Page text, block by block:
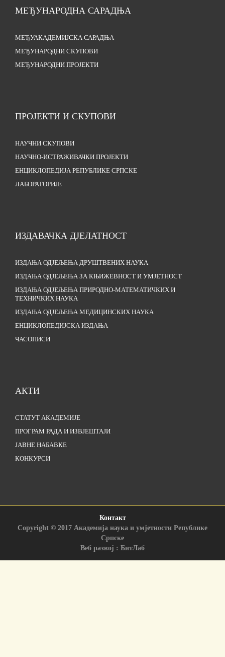
МЕЂУНАРОДНА САРАДЊА
МЕЂУАКАДЕМИЈСКА САРАДЊА
МЕЂУНАРОДНИ СКУПОВИ
МЕЂУНАРОДНИ ПРОЈЕКТИ
ПРОЈЕКТИ И СКУПОВИ
НАУЧНИ СКУПОВИ
НАУЧНО-ИСТРАЖИВАЧКИ ПРОЈЕКТИ
ЕНЦИКЛОПЕДИЈА РЕПУБЛИКЕ СРПСКЕ
ЛАБОРАТОРИЈЕ
ИЗДАВАЧКА ДЈЕЛАТНОСТ
ИЗДАЊА ОДЈЕЉЕЊА ДРУШТВЕНИХ НАУКА
ИЗДАЊА ОДЈЕЉЕЊА ЗА КЊИЖЕВНОСТ И УМЈЕТНОСТ
ИЗДАЊА ОДЈЕЉЕЊА ПРИРОДНО-МАТЕМАТИЧКИХ И
ТЕХНИЧКИХ НАУКА
ИЗДАЊА ОДЈЕЉЕЊА МЕДИЦИНСКИХ НАУКА
ЕНЦИКЛОПЕДИЈСКА ИЗДАЊА
ЧАСОПИСИ
АКТИ
СТАТУТ АКАДЕМИЈЕ
ПРОГРАМ РАДА И ИЗВЈЕШТАЈИ
ЈАВНЕ НАБАВКЕ
КОНКУРСИ
Контакт
Copyright © 2017 Академија наука и умјетности Републике
Српске
Веб развој : БитЛаб